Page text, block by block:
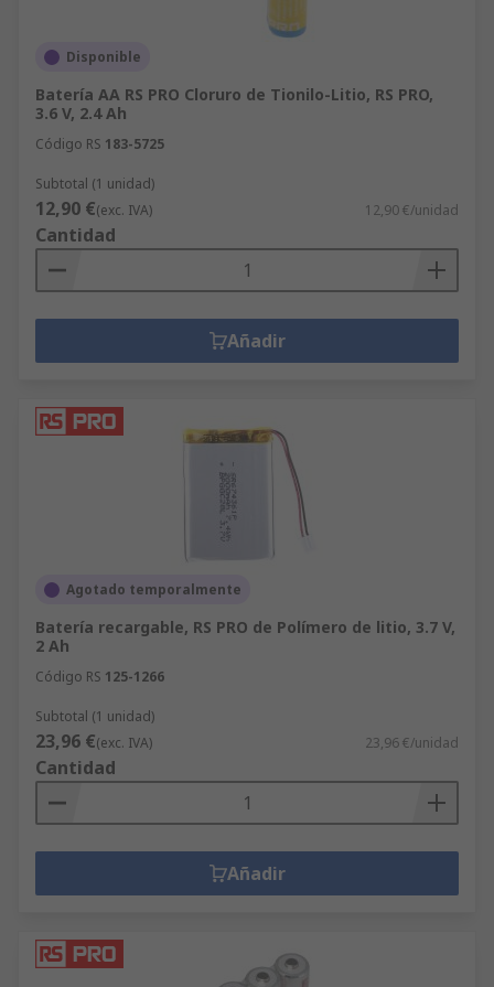
médico inmediatamente en caso de
ingestión.
Transporte aéreo: existen algunas
restricciones y prohibiciones con respecto al
transporte aéreo de baterías con base de
litio. Tenga esto en cuenta al comprar o
transportar baterías de litio.
Disponible
Batería AA RS PRO Cloruro de Tionilo-Litio, RS PRO,
3.6 V, 2.4 Ah
Código RS 183-5725
Subtotal (1 unidad)
12,90 €(exc. IVA) 12,90 €/unidad
Cantidad
Añadir
Agotado temporalmente
Batería recargable, RS PRO de Polímero de litio, 3.7 V,
2 Ah
Código RS 125-1266
Subtotal (1 unidad)
23,96 €(exc. IVA) 23,96 €/unidad
Cantidad
Añadir